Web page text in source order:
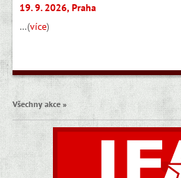
3. 10. 2026, Brno
Distra, workshopy, přednášky, hudba …(
Všechny akce »